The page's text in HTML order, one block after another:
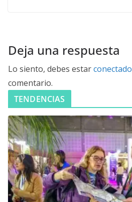
Deja una respuesta
Lo siento, debes estarconectado
comentario.
TENDENCIAS